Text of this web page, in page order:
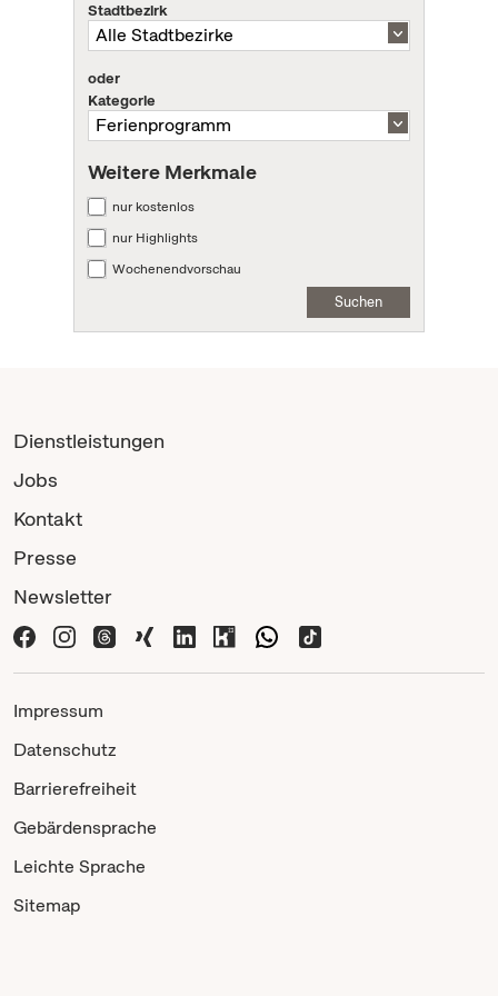
Stadtbezirk
oder
Kategorie
Weitere Merkmale
nur kostenlos
nur Highlights
Wochenendvorschau
Suchen
Dienstleistungen
Jobs
Kontakt
Presse
Newsletter
Impressum
Datenschutz
Barrierefreiheit
Gebärdensprache
Leichte Sprache
Sitemap